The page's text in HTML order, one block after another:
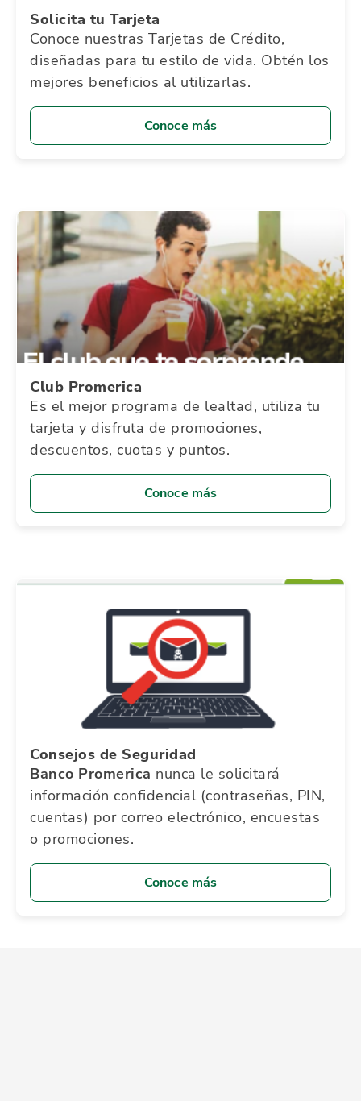
Solicita tu Tarjeta
Conoce nuestras Tarjetas de Crédito,
diseñadas para tu estilo de vida. Obtén los
mejores beneficios al utilizarlas.
Conoce más
Club Promerica
Es el mejor programa de lealtad, utiliza tu
tarjeta y disfruta de promociones,
descuentos, cuotas y puntos.
Conoce más
Consejos de Seguridad
Banco Promerica nunca le solicitará
información confidencial (contraseñas, PIN,
cuentas) por correo electrónico, encuestas
o promociones.
Conoce más